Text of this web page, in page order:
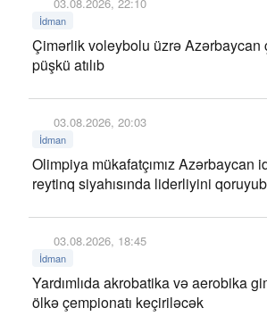
İdman
Çimərlik voleybolu üzrə Azərbaycan
püşkü atılıb
03.08.2026, 20:03
İdman
Olimpiya mükafatçımız Azərbaycan
reytinq siyahısında liderliyini qoruyub
03.08.2026, 18:45
İdman
Yardımlıda akrobatika və aerobika
ölkə çempionatı keçiriləcək